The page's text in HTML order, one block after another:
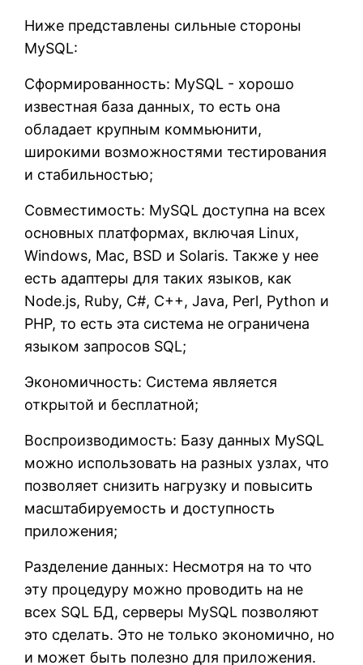
Ниже представлены сильные стороны
MySQL:
Сформированность: MySQL - хорошо
известная база данных, то есть она
обладает крупным коммьюнити,
широкими возможностями тестирования
и стабильностью;
Совместимость: MySQL доступна на всех
основных платформах, включая Linux,
Windows, Mac, BSD и Solaris. Также у нее
есть адаптеры для таких языков, как
Node.js, Ruby, C#, C++, Java, Perl, Python и
PHP, то есть эта система не ограничена
языком запросов SQL;
Экономичность: Система является
открытой и бесплатной;
Воспроизводимость: Базу данных MySQL
можно использовать на разных узлах, что
позволяет снизить нагрузку и повысить
масштабируемость и доступность
приложения;
Разделение данных: Несмотря на то что
эту процедуру можно проводить на не
всех SQL БД, серверы MySQL позволяют
это сделать. Это не только экономично, но
и может быть полезно для приложения.